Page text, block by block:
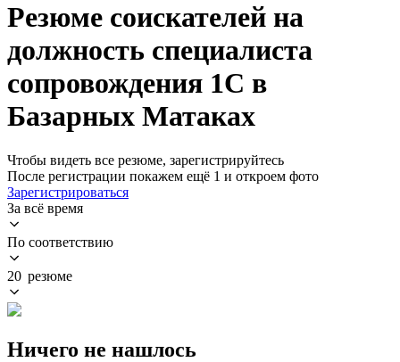
Резюме соискателей на
должность специалиста
сопровождения 1С в
Базарных Матаках
Чтобы видеть все резюме, зарегистрируйтесь
После регистрации покажем ещё 1 и откроем фото
Зарегистрироваться
За всё время
По соответствию
20 резюме
Ничего не нашлось